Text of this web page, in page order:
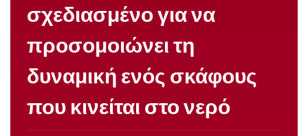
σχεδιασμένο για να
προσομοιώνει τη
δυναμική ενός σκάφους
που κινείται στο νερό